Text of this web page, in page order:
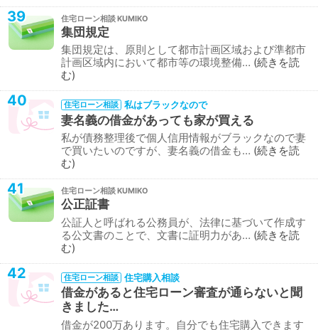
39 住宅ローン相談
集団規定
集団規定は、原則として都市計画区域および準都市
計画区域内において都市等の環境整備… 続きを読
む
40 住宅ローン相談 私はブラックなので
妻名義の借金があっても家が買える
私が債務整理後で個人信用情報がブラックなので妻
で買いたいのですが、妻名義の借金も… 続きを読
む
41 住宅ローン相談
公正証書
公証人と呼ばれる公務員が、法律に基づいて作成す
る公文書のことで、文書に証明力があ… 続きを読
む
42 住宅ローン相談 住宅購入相談
借金があると住宅ローン審査が通らないと聞
きました…
借金が200万あります。自分でも住宅購入できます